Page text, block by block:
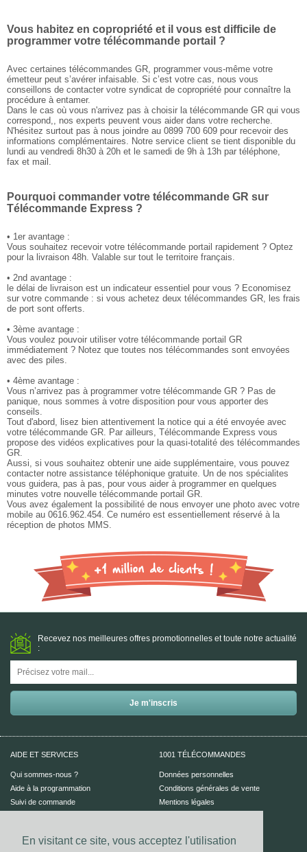
En visitant ce site, vous acceptez l'utilisation
Vous habitez en copropriété et il vous est difficile de
programmer votre télécommande portail ?
Avec certaines télécommandes GR, programmer vous-même votre
émetteur peut s’avérer infaisable. Si c’est votre cas, nous vous
conseillons de contacter votre syndicat de copropriété pour connaître la
procédure à entamer.
Dans le cas où vous n'arrivez pas à choisir la télécommande GR qui vous
correspond,, nos experts peuvent vous aider dans votre recherche.
N'hésitez surtout pas à nous joindre au 0899 700 609 pour recevoir des
informations complémentaires. Notre service client se tient disponible du
lundi au vendredi 8h30 à 20h et le samedi de 9h à 13h par téléphone,
fax et mail.
Pourquoi commander votre télécommande GR sur
Télécommande Express ?
• 1er avantage :
Vous souhaitez recevoir votre télécommande portail rapidement ? Optez
pour la livraison 48h. Valable sur tout le territoire français.
• 2nd avantage :
le délai de livraison est un indicateur essentiel pour vous ? Economisez
sur votre commande : si vous achetez deux télécommandes GR, les frais
de port sont offerts.
• 3ème avantage :
Vous voulez pouvoir utiliser votre télécommande portail GR
immédiatement ? Notez que toutes nos télécommandes sont envoyées
avec des piles.
• 4ème avantage :
Vous n’arrivez pas à programmer votre télécommande GR ? Pas de
panique, nous sommes à votre disposition pour vous apporter des
conseils.
Tout d'abord, lisez bien attentivement la notice qui a été envoyée avec
votre télécommande GR. Par ailleurs, Télécommande Express vous
propose des vidéos explicatives pour la quasi-totalité des télécommandes
GR.
Aussi, si vous souhaitez obtenir une aide supplémentaire, vous pouvez
contacter notre assistance téléphonique gratuite. Un de nos spécialites
vous guidera, pas à pas, pour vous aider à programmer en quelques
minutes votre nouvelle télécommande portail GR.
Vous avez également la possibilité de nous envoyer une photo avec votre
mobile au 0616.962.454. Ce numéro est essentiellement réservé à la
réception de photos MMS.
Recevez nos meilleures offres promotionnelles et toute notre actualité
:
AIDE ET SERVICES
Qui sommes-nous ?
Aide à la programmation
Suivi de commande
1001 TÉLÉCOMMANDES
Données personnelles
Conditions générales de vente
Mentions légales
UN CONSEIL ?